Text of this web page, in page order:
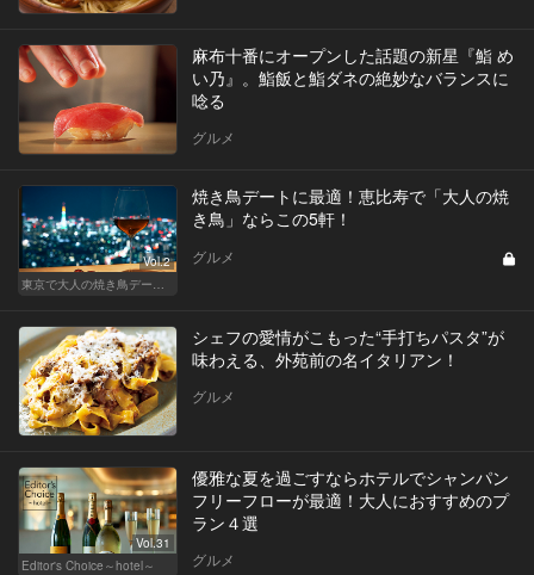
麻布十番にオープンした話題の新星『鮨 め
い乃』。鮨飯と鮨ダネの絶妙なバランスに
唸る
グルメ
Vol.2
東京で大人の焼き鳥デートにおすすめ！
焼き鳥デートに最適！恵比寿で「大人の焼
き鳥」ならこの5軒！
グルメ
シェフの愛情がこもった“手打ちパスタ”が
味わえる、外苑前の名イタリアン！
グルメ
Vol.31
Editor's Choice～hotel～
優雅な夏を過ごすならホテルでシャンパン
フリーフローが最適！大人におすすめのプ
ラン４選
グルメ